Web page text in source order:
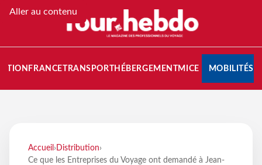
Aller au contenu
FRANCETRANSPORT HÉBERGEMENTMICE MOBILITÉS
Accueil › Distribution›
Ce que les Entreprises du Voyage ont demandé à Jean-